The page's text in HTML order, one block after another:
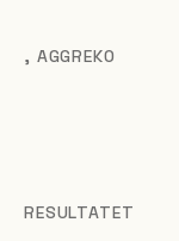
, AGGREKO
RESULTATET